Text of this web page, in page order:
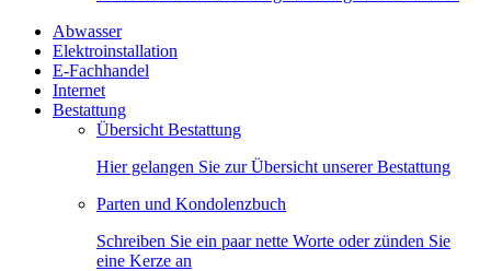
Abwasser
Elektroinstallation
E-Fachhandel
Internet
Bestattung
Übersicht Bestattung
Hier gelangen Sie zur Übersicht unserer Bestattung
Parten und Kondolenzbuch
Schreiben Sie ein paar nette Worte oder zünden Sie
eine Kerze an